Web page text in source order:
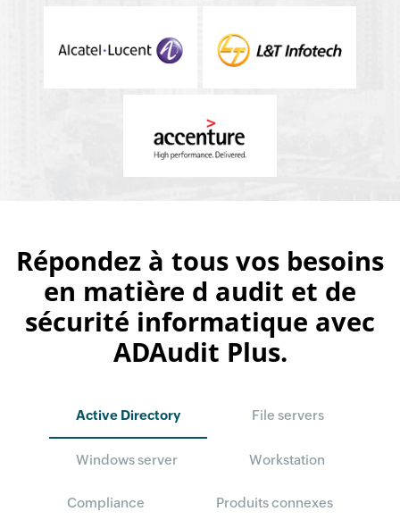
Répondez à tous vos besoins
en matière d audit et de
sécurité informatique avec
ADAudit Plus.
Active Directory File servers
Windows server Workstation
Compliance Produits connexes